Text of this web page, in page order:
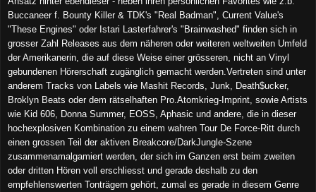
Buccaneer f. Bounty Killer & TDK's "Real Badman", Current Value's
"These Engines" oder Istari Lasterfahrer's "Brainwashed" finden sich in
grosser Zahl Releases aus dem näheren oder weiteren weltweiten Umfeld
der Amerikanerin, die auf diese Weise einer grösseren, nicht an Vinyl
gebundenen Hörerschaft zugänglich gemacht werden.Vertreten sind unter
anderem Tracks von Labels wie Mashit Records, Junk, Death$ucker,
Broklyn Beats oder dem rätselhaften Pro.Atomkrieg-Imprint, sowie Artists
wie Kid 606, Donna Summer, EOSS, Aphasic und andere, die in dieser
hochexplosiven Kombination zu einem wahren Tour De Force-Ritt durch
einen grossen Teil der aktiven Breakcore/DarkJungle-Szene
zusammenamalgamiert werden, der sich im Ganzen erst beim zweiten
oder dritten Hören voll erschliesst und gerade deshalb zu den
empfehlenswerten Tonträgern gehört, zumal es gerade in diesem Genre